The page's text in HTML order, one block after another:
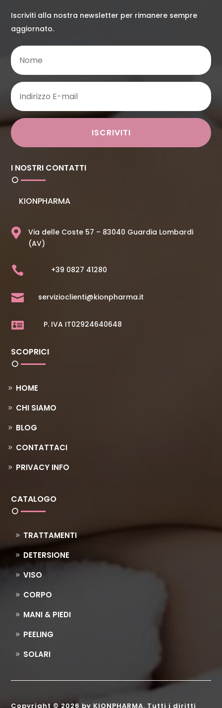
Iscriviti alla nostra newsletter per rimanere sempre
aggiornato.
ISCRIVITI
I NOSTRI CONTATTI
KIONPHARMA

Via delle Coste 57 – 83040 Guardia Lombardi
(AV)
 +39 0827 41280
 servizioclienti@kionpharma.it
 P. IVA IT02924640648
SCOPRICI
HOME
CHI SIAMO
BLOG
CONTATTACI
PRIVACY INFO
CATALOGO
TRATTAMENTI
DETERSIONE
VISO
CORPO
MANI & PIEDI
PEELING
SOLARI
Copyright © 2026 by KIONPHARMA. Tutti i diritti